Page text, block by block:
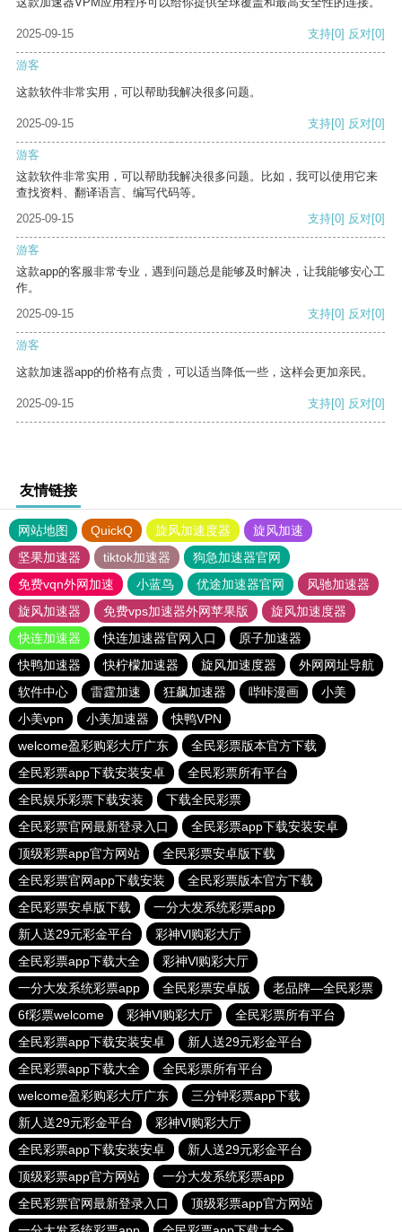
2025-09-15 支持[0] 反对[0]
游客
这款软件非常实用，可以帮助我解决很多问题。
2025-09-15 支持[0] 反对[0]
游客
这款软件非常实用，可以帮助我解决很多问题。比如，我可以使用它来
查找资料、翻译语言、编写代码等。
2025-09-15
支持[0] 反对[0]
游客
这款app的客服非常专业，遇到问题总是能够及时解决，让我能够安心工
作。
2025-09-15
支持[0] 反对[0]
游客
这款加速器app的价格有点贵，可以适当降低一些，这样会更加亲民。
2025-09-15 支持[0] 反对[0]
友情链接
网站地图 QuickQ 旋风加速度器
旋风加速
坚果加速器
tiktok加速器
狗急加速器官网
免费vqn外网加速
小蓝鸟 优途加速器官网
风驰加速器
旋风加速器
免费vps加速器外网苹果版
旋风加速度器
快连加速器
快连加速器官网入口
原子加速器
快鸭加速器
快柠檬加速器 旋风加速度器
外网网址导航
软件中心
雷霆加速 狂飙加速器 哔咔漫画
小美
小美vpn
小美加速器
快鸭VPN
welcome盈彩购彩大厅广东
全民彩票版本官方下载
全民彩票app下载安装安卓
全民彩票所有平台
全民娱乐彩票下载安装
下载全民彩票
全民彩票官网最新登录入口
全民彩票app下载安装安卓
顶级彩票app官方网站
全民彩票安卓版下载
全民彩票官网app下载安装
全民彩票版本官方下载
全民彩票安卓版下载
一分大发系统彩票app
新人送29元彩金平台
彩神Vl购彩大厅
全民彩票app下载大全
彩神Vl购彩大厅
一分大发系统彩票app
全民彩票安卓版
老品牌—全民彩票
6f彩票welcome
彩神Vl购彩大厅
全民彩票所有平台
全民彩票app下载安装安卓
新人送29元彩金平台
全民彩票app下载大全
全民彩票所有平台
welcome盈彩购彩大厅广东
三分钟彩票app下载
新人送29元彩金平台
彩神Vl购彩大厅
全民彩票app下载安装安卓
新人送29元彩金平台
顶级彩票app官方网站
一分大发系统彩票app
全民彩票官网最新登录入口
顶级彩票app官方网站